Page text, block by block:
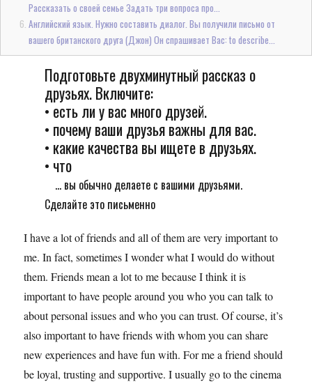
Рассказать о своей семье Задать три вопроса про...
Английский язык. Нужно составить диалог. Вы получили письмо от
вашего британского друга (Джон) Он спрашивает Вас: to describe...
Подготовьте двухминутный рассказ о
друзьях. Включите:
• есть ли у вас много друзей.
• почему ваши друзья важны для вас.
• какие качества вы ищете в друзьях.
• что
... вы обычно делаете с вашими друзьями.
Сделайте это письменно
I have a lot of friends and all of them are very important to
me. In fact, sometimes I wonder what I would do without
them. Friends mean a lot to me because I think it is
important to have people around you who you can talk to
about personal issues and who you can trust. Of course, it’s
also important to have friends with whom you can share
new experiences and have fun with. For me a friend should
be loyal, trusting and supportive. I usually go to the cinema